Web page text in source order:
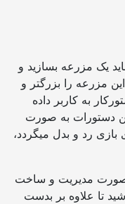
یک مزرعه بسازید و
مزرعه را بزرگتر و
به کاربر داده
این دستورات به صورت
رد و بدل میگردد،
صورت مدیریت و ساخت
تا علاوه بر بدست